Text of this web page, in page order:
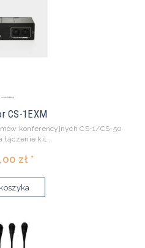
CS-1EXM
konferencyjnych CS-1/CS-50
łączenie kil...
zł *